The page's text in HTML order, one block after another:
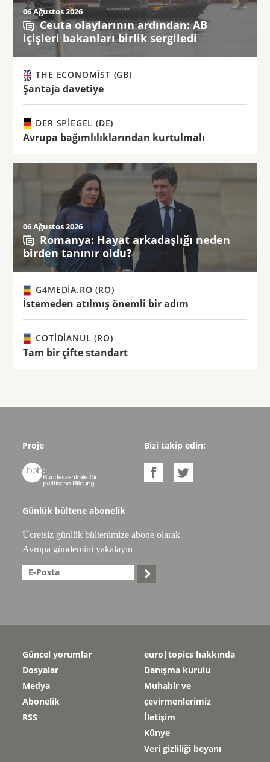
06 Ağustos 2026
Ceuta olaylarının ardından: AB
içişleri bakanları birlik sergiledi
THE ECONOMIST (GB)
Şantaja davetiye
DER SPIEGEL (DE)
Avrupa bağımlılıklarından kurtulmalı
06 Ağustos 2026
Romanya: Hayat arkadaşlığı neden
birden tanınır oldu?
G4MEDIA.RO (RO)
İstemeden atılmış önemli bir adım
COTIDIANUL (RO)
Tam bir çifte standart
Proje

Bizi takip edin:
 
Günlük bültene abonelik
Ücretsiz günlük bültenimize abone olarak
Avrupa gündemini yakalayın

Güncel yorumlar
Dosyalar
Medya
Abonelik
RSS
euro|topics hakkında
Danışma kurulu
Muhabir ve
çevirmenlerimiz
İletişim
Künye
Veri gizliliği beyanı